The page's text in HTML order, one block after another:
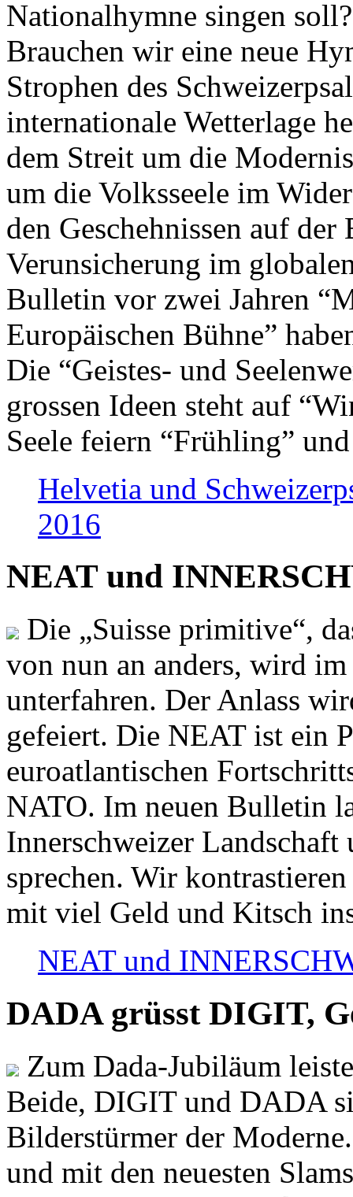
Nationalhymne singen
Brauchen wir eine neue
Strophen des
internationale Wetterlage
dem Streit um die
um die Volksseele im
den Geschehnissen auf
Verunsicherung im
Bulletin vor zwei Jahren
Europäischen Bühne”
Die “Geistes- und
grossen Ideen steht auf
Seele feiern “Frühling”
Helvetia und
2016
NEAT und
Die „Suisse primitive“,
von nun an anders, wird
unterfahren. Der Anlass
gefeiert. Die NEAT ist ein
euroatlantischen
NATO. Im neuen Bulletin
Innerschweizer
sprechen. Wir
mit viel Geld und Kitsch
NEAT und
DADA grüsst DIGIT,
Zum Dada-Jubiläum
Beide, DIGIT und DADA
Bilderstürmer der
und mit den neuesten